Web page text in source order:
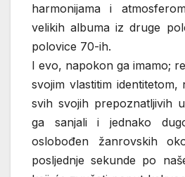
harmonijama i
velikih albuma iz druge
polovice 70-ih.
I evo, napokon ga imamo;
svojim vlastitim
svih svojih prepoznatljivih
ga sanjali i jednako
oslobođen žanrovskih
posljednje sekunde po